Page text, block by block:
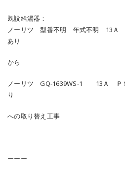
既設給湯器：
ノーリツ 型番不明 年式不明 13Ａ
あり
から
ノーリツ GQ-1639WS-1 13Ａ Ｐ
り
への取り替え工事
ーーー